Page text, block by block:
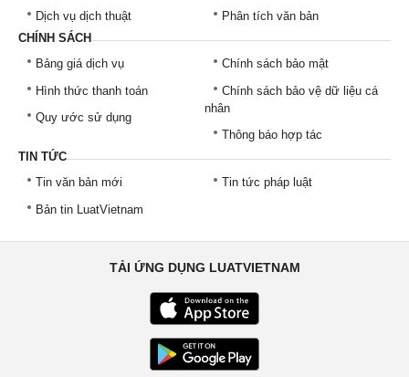
Dịch vụ dịch thuật
Phân tích văn bản
CHÍNH SÁCH
Bảng giá dịch vụ
Hình thức thanh toán
Quy ước sử dụng
Chính sách bảo mật
Chính sách bảo vệ dữ liệu cá
nhân
Thông báo hợp tác
TIN TỨC
Tin văn bản mới
Bản tin LuatVietnam
Tin tức pháp luật
TẢI ỨNG DỤNG LUATVIETNAM